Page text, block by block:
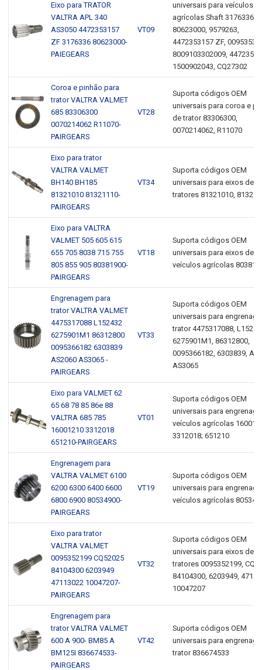
Eixo para TRATOR
VALTRA APL 340
AS3050 4472353157
ZF 3176336 80623000-
PAIEGEARS
VT09
universais para veículos
agrícolas Shaft 3176336,
80623000, 9579263,
4472353157 ZF,
8009103302009,
1500902043, CQ27302
Coroa e pinhão para
trator VALTRA VALMET
685 83306300
0070214062 R11070-
PAIRGEARS
VT28
Suporta códigos OEM
universais para coroa e
de trator 83306300,
0070214062, R11070
Eixo para trator
VALTRA VALMET
BH140 BH185
81321010 81321110-
PAIRGEARS
VT34
Suporta códigos OEM
universais para eixos de
tratores 81321010,
Eixo para VALTRA
VALMET 505 605 615
655 705 8038 715 755
805 855 905 80381900-
PAIRGEARS
VT18
Suporta códigos OEM
universais para eixos de
veículos agrícolas
Engrenagem para
trator VALTRA VALMET
4475317088 L152432
6275901M1 86312800
0095366182 6303839
AS2060 AS3065 -
PAIRGEARS
VT33
Suporta códigos OEM
universais para
trator 4475317088,
6275901M1, 86312800,
0095366182, 6303839,
AS3065
Eixo para VALMET 62
65 68 78 85 86e 88
VALTRA 685 785
16001210 3312018
651210-PAIRGEARS
VT01
Suporta códigos OEM
universais para
veículos agrícolas
3312018; 651210
Engrenagem para
VALTRA VALMET 6100
6200 6300 6400 6600
6800 6900 80534900-
PAIRGEARS
VT19
Suporta códigos OEM
universais para
veículos agrícolas
Eixo para trator
VALTRA VALMET
0095352199 CQ52025
84104300 6203949
47113022 10047207-
PAIRGEARS
VT32
Suporta códigos OEM
universais para eixos de
tratores 0095352199,
84104300, 6203949,
10047207
Engrenagem para
trator VALTRA VALMET
600 A 900- BM85 A
BM125I 836674533-
PAIRGEARS
VT42
Suporta códigos OEM
universais para
trator 836674533